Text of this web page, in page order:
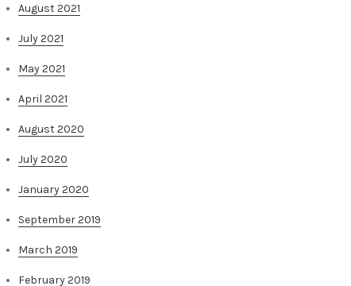
August 2021
July 2021
May 2021
April 2021
August 2020
July 2020
January 2020
September 2019
March 2019
February 2019